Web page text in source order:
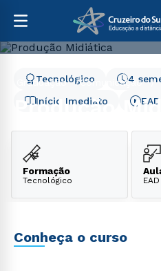
Graduação Comunicação
Produção
Início Imediato
4
Tecnológico
EAD
Formação
Tecnológico EAD
Conheça o curso